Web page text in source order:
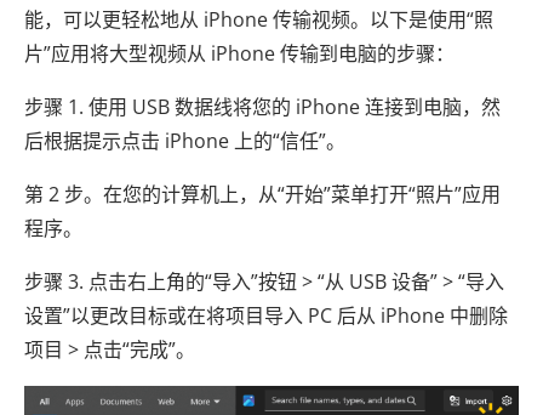
能，可以更轻松地从 iPhone 传输视频。以下是使用“照
片”应用将大型视频从 iPhone 传输到电脑的步骤：
步骤 1. 使用 USB 数据线将您的 iPhone 连接到电脑，然
后根据提示点击 iPhone 上的“信任”。
第 2 步。在您的计算机上，从“开始”菜单打开“照片”应用
程序。
步骤 3. 点击右上角的“导入”按钮 > “从 USB 设备” > “导入
设置”以更改目标或在将项目导入 PC 后从 iPhone 中删除
项目 > 点击“完成”。